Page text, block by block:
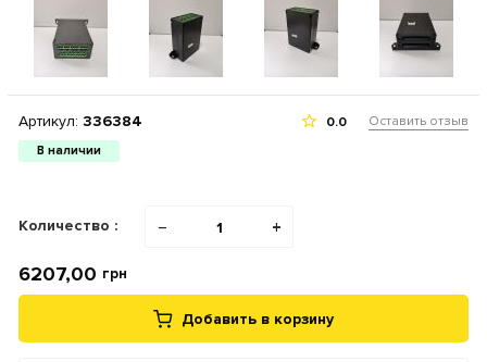
Артикул: 336384
В наличии
0.0 Оставить отзыв
Количество : − +
6207,00 грн
Добавить в корзину